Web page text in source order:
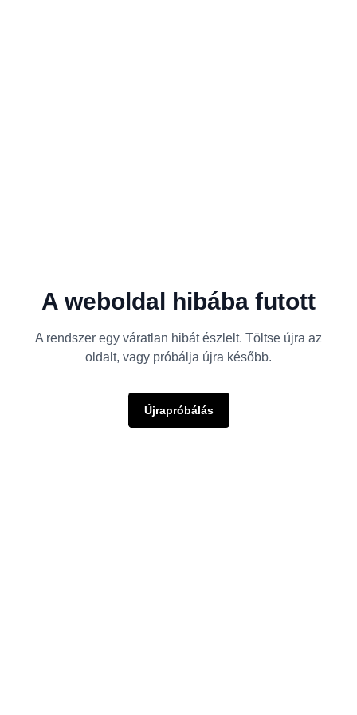
A weboldal hibába futott
A rendszer egy váratlan hibát észlelt. Töltse újra az
oldalt, vagy próbálja újra később.
Újrapróbálás